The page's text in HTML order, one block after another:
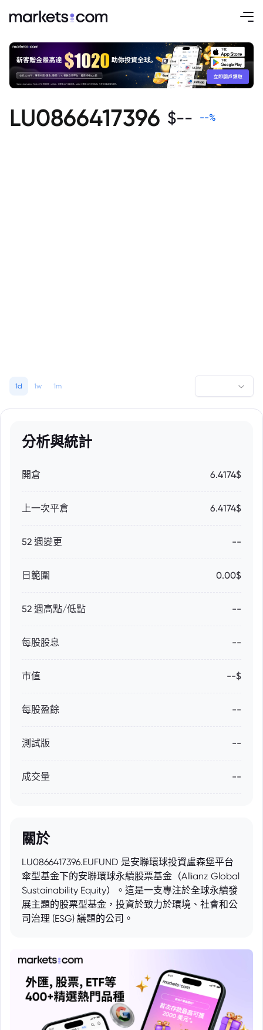
LU0866417396 $-- --%
1d 1w 1m
分析與統計
開倉 6.4174$
上一次平倉 6.4174$
52 週變更 --
日範圍 0.00$
52 週高點/低點 --
每股股息 --
市值 --$
每股盈餘 --
測試版 --
成交量 --
關於
LU0866417396.EUFUND 是安聯環球投資盧森堡平台
傘型基金下的安聯環球永續股票基金（Allianz Global
Sustainability Equity）。這是一支專注於全球永續發
展主題的股票型基金，投資於致力於環境、社會和公
司治理 (ESG) 議題的公司。